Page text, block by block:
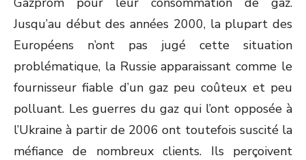
Jusqu’au début des années 2000, la plupart des
Européens n’ont pas jugé cette situation
problématique, la Russie apparaissant comme le
fournisseur fiable d’un gaz peu coûteux et peu
polluant. Les guerres du gaz qui l’ont opposée à
l’Ukraine à partir de 2006 ont toutefois suscité la
méfiance de nombreux clients. Ils perçoivent